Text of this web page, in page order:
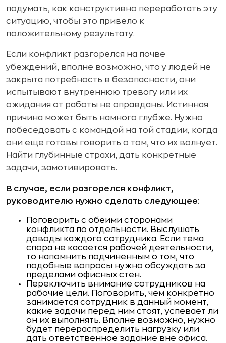
подумать, как конструктивно переработать эту
ситуацию, чтобы это привело к
положительному результату.
Если конфликт разгорелся на почве
убеждений, вполне возможно, что у людей не
закрыта потребность в безопасности, они
испытывают внутреннюю тревогу или их
ожидания от работы не оправданы. Истинная
причина может быть намного глубже. Нужно
побеседовать с командой на той стадии, когда
они еще готовы говорить о том, что их волнует.
Найти глубинные страхи, дать конкретные
задачи, замотивировать.
В случае, если разгорелся конфликт,
руководителю нужно сделать следующее:
Поговорить с обеими сторонами
конфликта по отдельности. Выслушать
доводы каждого сотрудника. Если тема
спора не касается рабочей деятельности,
то напомнить подчиненным о том, что
подобные вопросы нужно обсуждать за
пределами офисных стен.
Переключить внимание сотрудников на
рабочие цели. Поговорить, чем конкретно
занимается сотрудник в данный момент,
какие задачи перед ним стоят, успевает ли
он их выполнять. Вполне возможно, нужно
будет перераспределить нагрузку или
дать ответственное задание вне офиса.